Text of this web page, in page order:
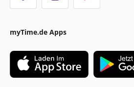
myTime.de Apps